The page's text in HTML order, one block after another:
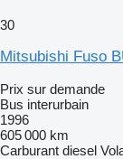
30
Mitsubishi Fuso
Prix sur demande
Bus interurbain
1996
605 000 km
Carburant diesel